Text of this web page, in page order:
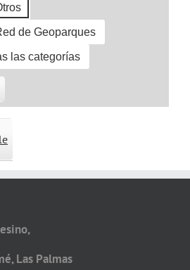
de Geoparques
las categorías
Las Palmas